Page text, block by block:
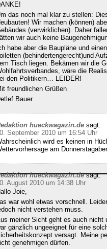
das noch mal klar zu stellen:
Wir machen (können)
(verwirklichen). Daher
wir auch keine
habe aber die Baupläne und
(behindertengerecht)und
Tisch liegen. Bekämen wir die
wäre die
den Politikern… LEIDER!
freundlichen Grüßen
Bauer
hueckwagazin.de sagt:
September 2010 um 16:54 Uhr
wird es keinen in
am
hueckwagazin.de sagt:
August 2010 um 14:38 Uhr
Joie,
war wohl etwas vorschnell.
nicht verstehen muss.
meiner Sicht geht es auch nicht
gänzlich ungeeignet für eine
versagt. Meine
genehmigen dürfen.